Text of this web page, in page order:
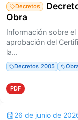
Decretos
Obra
Información sobre
aprobación del
la...
Decretos 2005
PDF
26 de junio de